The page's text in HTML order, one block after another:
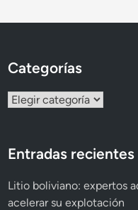
Categorías
Categorías
Entradas recientes
Litio boliviano: expertos
acelerar su explotación